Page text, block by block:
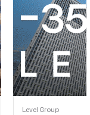
Level Group